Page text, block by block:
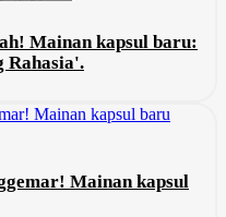
Mainan kapsul baru:
Rahasia'.
Mainan kapsul